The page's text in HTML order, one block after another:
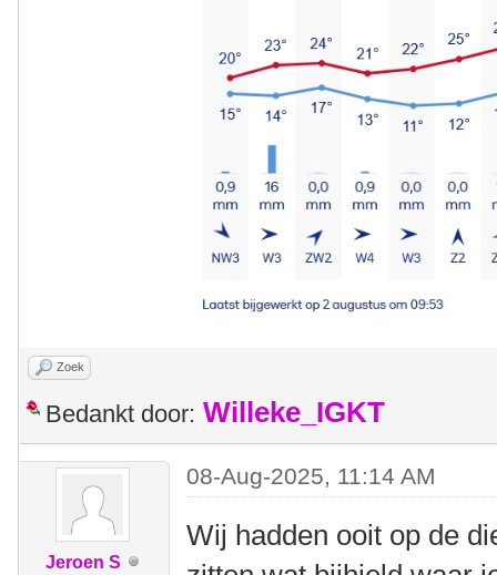
Zoek
Bedankt door: Willeke_IGKT
Jeroen S
08-Aug-2025, 11:14 AM
Wij hadden ooit op de